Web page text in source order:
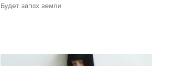
Будет запах земли